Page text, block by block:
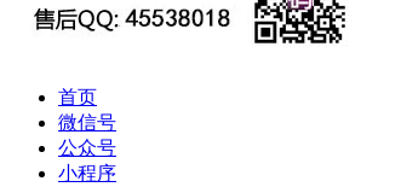
首页
微信号
公众号
小程序